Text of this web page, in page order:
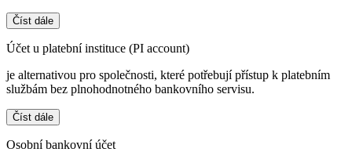
Číst dále
Účet u platební instituce (PI account)
je alternativou pro společnosti, které potřebují přístup k platebním
službám bez plnohodnotného bankovního servisu.
Číst dále
Osobní bankovní účet